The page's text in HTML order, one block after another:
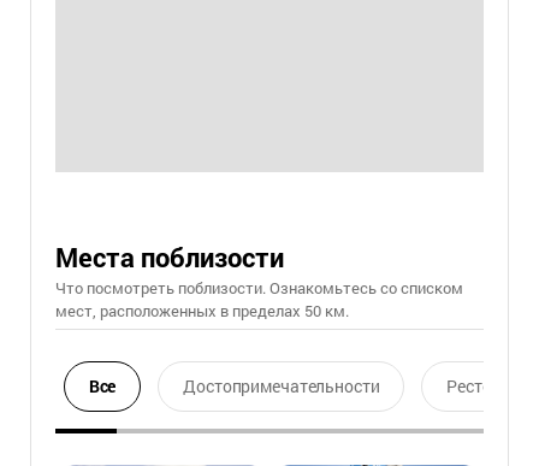
Места поблизости
Что посмотреть поблизости. Ознакомьтесь со списком
мест, расположенных в пределах 50 км.
Все Достопримечательности Ресторан